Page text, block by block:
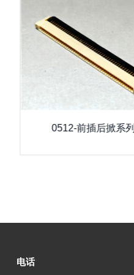
0512-前插后掀系列
电话